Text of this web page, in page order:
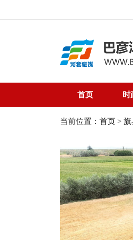
首页 时
当前位置： 首页 > 旗